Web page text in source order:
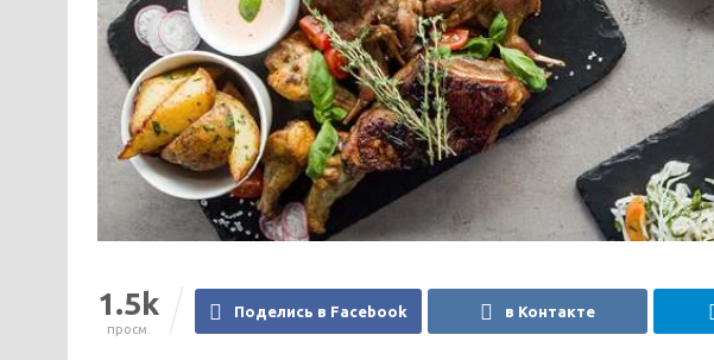
1.5k
просм.
Поделись в Facebook в Контакте